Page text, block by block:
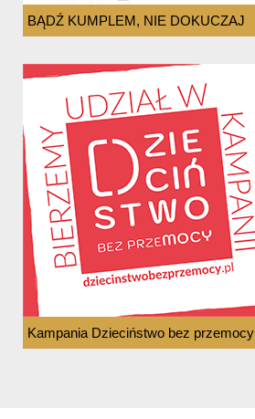
BĄDŹ KUMPLEM, NIE DOKUCZAJ
Kampania Dzieciństwo bez przemocy